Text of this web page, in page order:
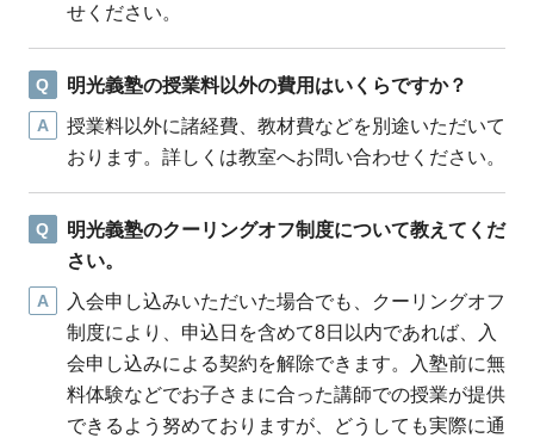
せください。
Q 明光義塾の授業料以外の費用はいくらですか？
A
授業料以外に諸経費、教材費などを別途いただいて
おります。詳しくは教室へお問い合わせください。
Q
明光義塾のクーリングオフ制度について教えてくだ
さい。
A
入会申し込みいただいた場合でも、クーリングオフ
制度により、申込日を含めて8日以内であれば、入
会申し込みによる契約を解除できます。入塾前に無
料体験などでお子さまに合った講師での授業が提供
できるよう努めておりますが、どうしても実際に通